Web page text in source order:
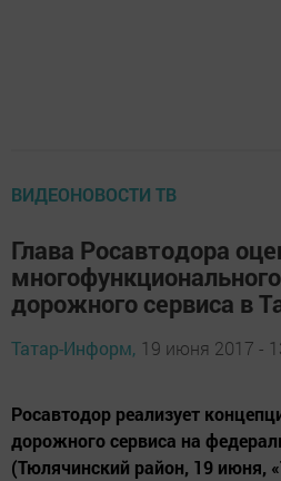
ВИДЕОНОВОСТИ ТВ
Глава Росавтодора
дорожного сервиса в
Татар-Информ, 19 июня 2017 -
Росавтодор реализует
дорожного сервиса на
(Тюлячинский район, 19 июня,